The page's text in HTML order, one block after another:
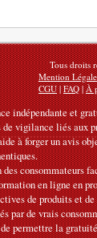
Tous droits
Mention Légale
CGU|FAQ|À
indépendante et
vigilance liés aux
à forger un avis
consommateurs
en ligne en
de produits et de
par de vrais
permettre la